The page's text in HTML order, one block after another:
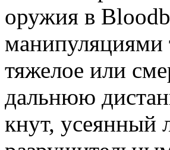
оружия в
манипуляциями
тяжелое или
дальнюю
кнут, усеянный